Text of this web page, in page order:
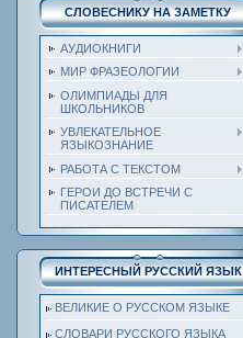
СЛОВЕСНИКУ НА ЗАМЕТКУ
АУДИОКНИГИ
МИР ФРАЗЕОЛОГИИ
ОЛИМПИАДЫ ДЛЯ
ШКОЛЬНИКОВ
УВЛЕКАТЕЛЬНОЕ
ЯЗЫКОЗНАНИЕ
РАБОТА С ТЕКСТОМ
ГЕРОИ ДО ВСТРЕЧИ С
ПИСАТЕЛЕМ
ИНТЕРЕСНЫЙ РУССКИЙ ЯЗЫК
ВЕЛИКИЕ О РУССКОМ ЯЗЫКЕ
СЛОВАРИ РУССКОГО ЯЗЫКА